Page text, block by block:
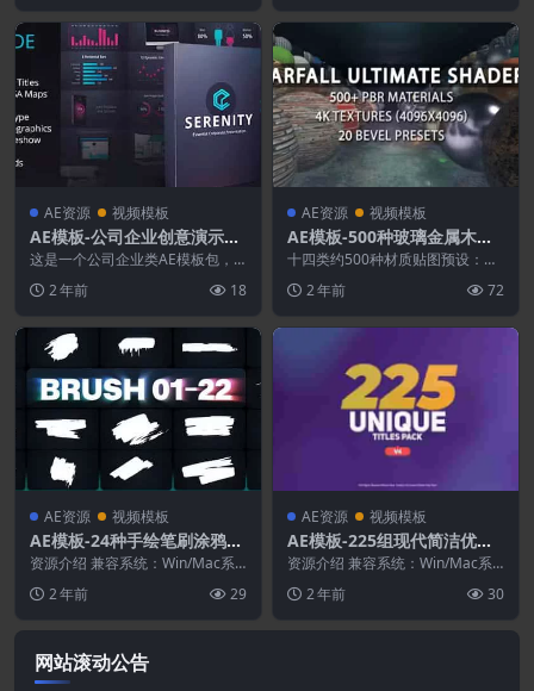
AE资源 视频模板
AE模板-公司企业创意演示图
表动画
这是一个公司企业类AE模板包，
报告。它包括许多元素...
2 年前 18
AE资源 视频模板
AE模板-500种玻璃金属木材
石头砖块地面布料材质贴图文
字倒角E3D预设
十四类约500种材质贴图预设：金
料、地面、混凝土、...
2 年前 72
AE资源 视频模板
AE模板-24种手绘笔刷涂鸦水
墨飞溅元素动画
资源介绍 兼容系统：Win/Mac系
2 年前 29
AE资源 视频模板
AE模板-225组现代简洁优雅
文字标题字幕条动画
资源介绍 兼容系统：Win/Mac系
2 年前 30
网站滚动公告